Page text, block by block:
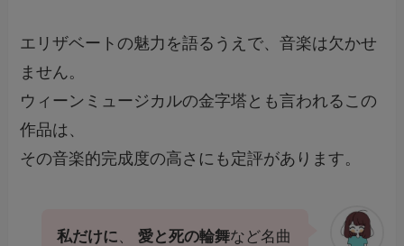
エリザベートの魅力を語るうえで、音楽は欠かせ
ません。
ウィーンミュージカルの金字塔とも言われるこの
作品は、
その音楽的完成度の高さにも定評があります。
私だけに 、愛と死の輪舞など名曲